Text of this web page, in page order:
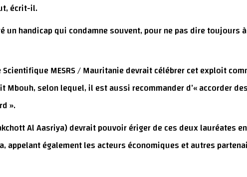
écrit-il.
un handicap qui condamne souvent, pour ne pas dire toujours
MESRS / Mauritanie devrait célébrer cet exploit
selon lequel, il est aussi recommander d’« accorder
».
Al Aasriya) devrait pouvoir ériger de ces deux lauréates
appelant également les acteurs économiques et autres